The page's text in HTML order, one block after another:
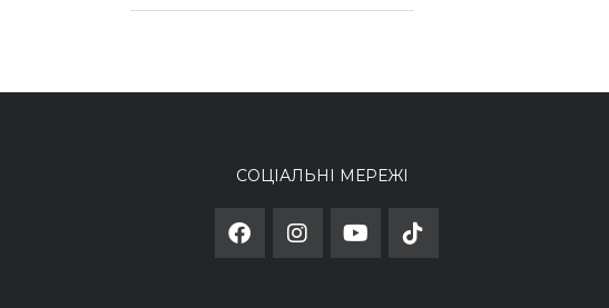
СОЦІАЛЬНІ МЕРЕЖІ